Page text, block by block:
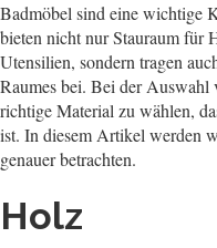
Badmöbel sind eine wichtige
bieten nicht nur Stauraum für
Utensilien, sondern tragen
Raumes bei. Bei der Auswahl
richtige Material zu wählen,
ist. In diesem Artikel werden
genauer betrachten.
Holz